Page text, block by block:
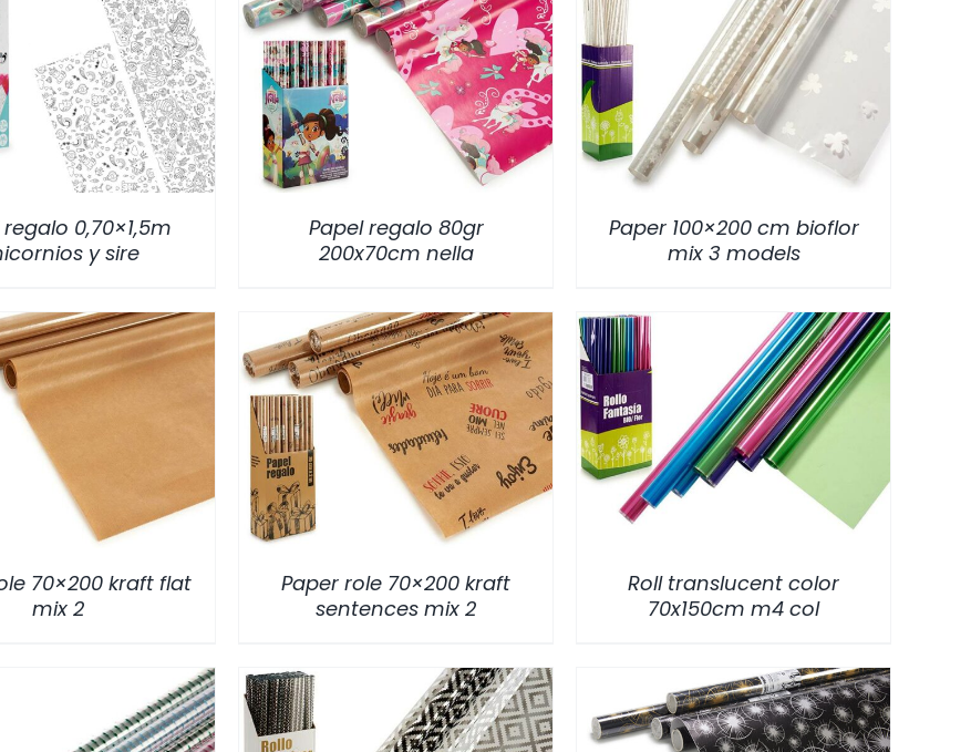
/ DETALLES
0,70×1,5m
y sire
DETALLES
Papel regalo 80gr
200x70cm nella
/ DETALLES
Paper 100×200 cm bioflor
mix 3 models
/
70×200 kraft flat
mix 2
/ DETALLES
Paper role 70×200 kraft
sentences mix 2
/ DETALLES
Roll translucent color
70x150cm m4 col